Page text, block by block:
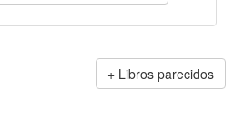
Libros parecidos